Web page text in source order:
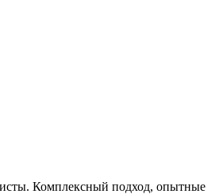
Комплексный подход, опытные